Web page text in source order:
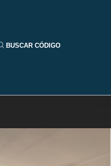
BUSCAR CÓDIGO